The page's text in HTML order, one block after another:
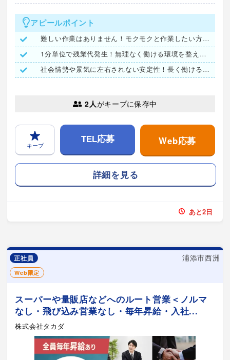
アピールポイント
難しい作業はありません！モクモクと作業したい方におすすめ
1分単位で残業代発生！無理なく働ける環境を整えています
社会情勢や景気に左右されない安定性！長く働ける環境です
2人がキープに保存中
キープ
TEL応募 Web応募
詳細を見る
あと2日
正社員 浦添市西洲
Web限定
スーパーや量販店などへのルート営業＜ノルマ
なし・飛び込み営業なし・毎年昇給・入社...
株式会社タカダ